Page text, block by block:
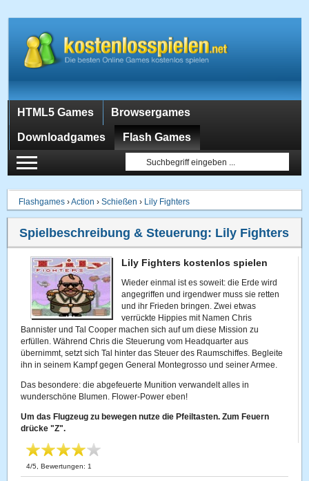
HTML5 Games Browsergames
Downloadgames Flash Games
Flashgames ›Action ›Schießen › Lily Fighters
Spielbeschreibung & Steuerung: Lily Fighters
Lily Fighters kostenlos spielen
Wieder einmal ist es soweit: die Erde wird
angegriffen und irgendwer muss sie retten
und ihr Frieden bringen. Zwei etwas
verrückte Hippies mit Namen Chris
Bannister und Tal Cooper machen sich auf um diese Mission zu
erfüllen. Während Chris die Steuerung vom Headquarter aus
übernimmt, setzt sich Tal hinter das Steuer des Raumschiffes. Begleite
ihn in seinem Kampf gegen General Montegrosso und seiner Armee.
Das besondere: die abgefeuerte Munition verwandelt alles in
wunderschöne Blumen. Flower-Power eben!
Um das Flugzeug zu bewegen nutze die Pfeiltasten. Zum Feuern
drücke "Z".
4/5 , Bewertungen: 1